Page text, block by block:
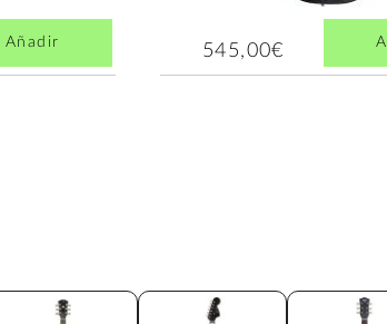
Añadir 545,00€